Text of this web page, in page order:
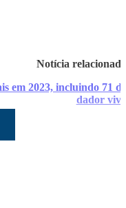
Notícia relacionada
em 2023, incluindo 71 de
dador vivo